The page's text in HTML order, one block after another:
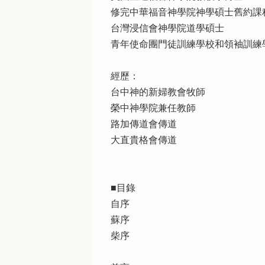
修完中華福音神學院神學碩士舊約課
台灣浸信會神學院道學碩士
青年使命團門徒訓練學校和領袖訓練
經歷：
台中神的新婦教會牧師
榮中神學院兼任教師
路加傳道會傳道
大直貴格會傳道
■目錄
自序
蘇序
柴序